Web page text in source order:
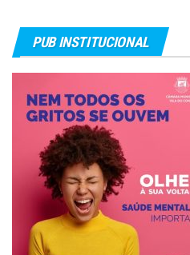
PUB INSTITUCIONAL